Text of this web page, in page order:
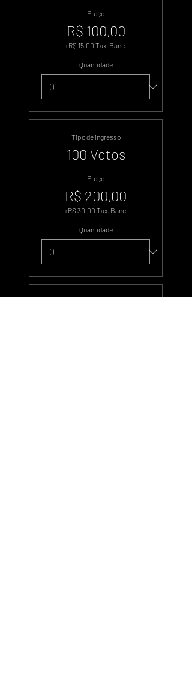
Preço
R$ 100,00
+R$ 15,00 Tax. Banc.
Quantidade
Tipo de ingresso
100 Votos
Preço
R$ 200,00
+R$ 30,00 Tax. Banc.
Quantidade